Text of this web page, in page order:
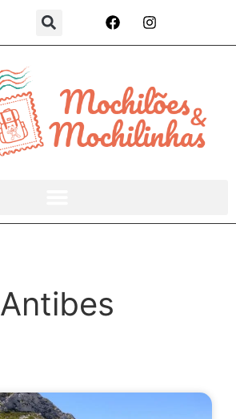
Antibes